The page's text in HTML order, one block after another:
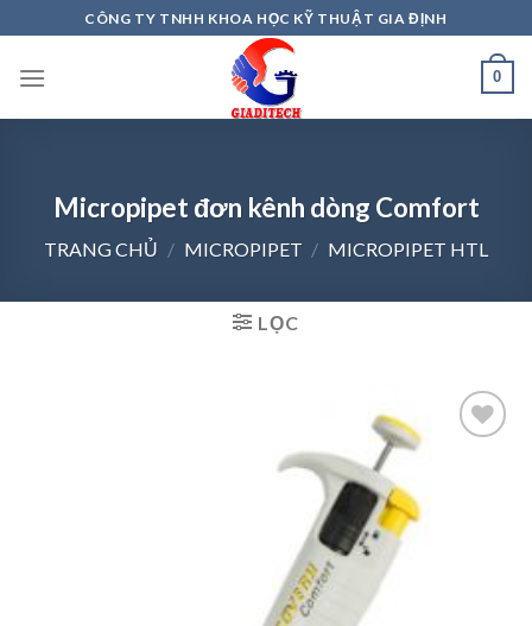
to
content
CÔNG TY TNHH KHOA HỌC KỸ THUẬT GIA ĐỊNH
0
Micropipet đơn kênh dòng Comfort
TRANG CHỦ / MICROPIPET / MICROPIPET HTL
LỌC